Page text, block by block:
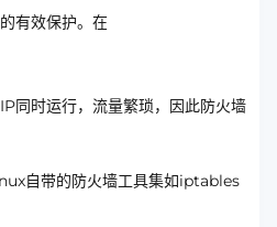
有效保护。在
同时运行，流量繁琐，因此防火墙
自带的防火墙工具集如iptables